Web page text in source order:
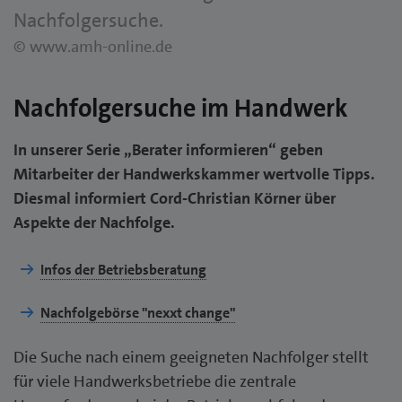
Nachfolgersuche.
© www.amh-online.de
Nachfolgersuche im Handwerk
In unserer Serie „Berater informieren“ geben
Mitarbeiter der Handwerkskammer wertvolle Tipps.
Diesmal informiert Cord-Christian Körner über
Aspekte der Nachfolge.
Infos der Betriebsberatung
Nachfolgebörse "nexxt change"
Die Suche nach einem geeigneten Nachfolger stellt
für viele Handwerksbetriebe die zentrale